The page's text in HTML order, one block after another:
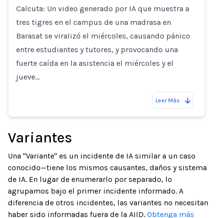
Calcuta: Un video generado por IA que muestra a
tres tigres en el campus de una madrasa en
Barasat se viralizó el miércoles, causando pánico
entre estudiantes y tutores, y provocando una
fuerte caída en la asistencia el miércoles y el
jueve…
Leer Más
Variantes
Una "Variante" es un incidente de IA similar a un caso
conocido—tiene los mismos causantes, daños y sistema
de IA. En lugar de enumerarlo por separado, lo
agrupamos bajo el primer incidente informado. A
diferencia de otros incidentes, las variantes no necesitan
haber sido informadas fuera de la AIID. Obtenga más